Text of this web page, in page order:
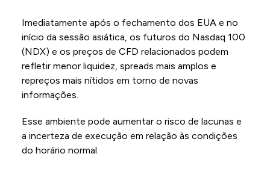
Imediatamente após o fechamento dos EUA e no
início da sessão asiática, os futuros do Nasdaq 100
(NDX) e os preços de CFD relacionados podem
refletir menor liquidez, spreads mais amplos e
repreços mais nítidos em torno de novas
informações.
Esse ambiente pode aumentar o risco de lacunas e
a incerteza de execução em relação às condições
do horário normal.